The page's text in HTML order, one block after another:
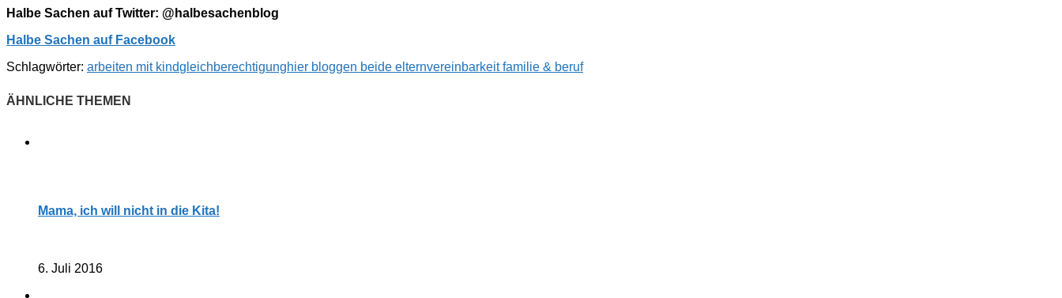
Halbe Sachen auf Twitter: @halbesachenblog
Halbe Sachen auf Facebook
Schlagwörter: arbeiten mit kindgleichberechtigunghier bloggen beide elternvereinbarkeit familie & beruf
Mama, ich will nicht in die Kita!
6. Juli 2016